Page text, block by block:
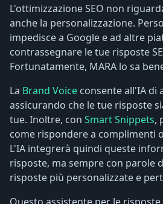
L'ottimizzazione SEO non
anche la personalizzazione.
impedisce a Google e ad altre
contrassegnare le tue risposte
Fortunatamente, MARA lo sa
La Brand Voice consente all'IA di
assicurando che le tue risposte
tue. Inoltre, con Smart Snippets,
come rispondere a complimenti
L'IA integrerà quindi queste
risposte, ma sempre con parole
risposte più personalizzate e